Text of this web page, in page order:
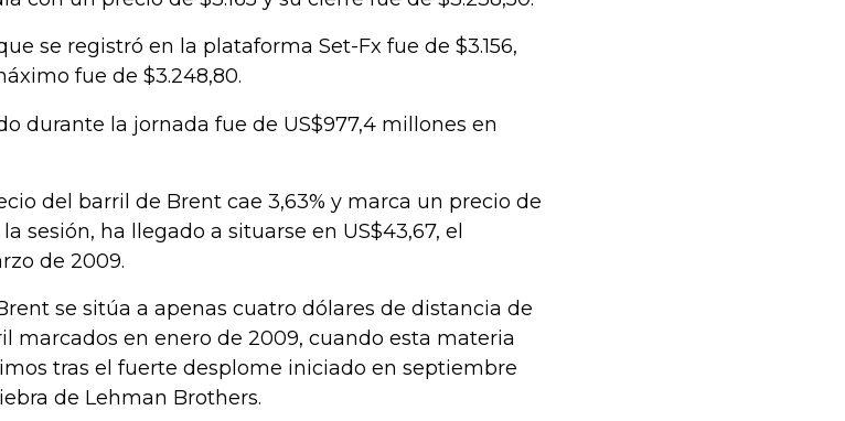
se registró en la plataforma Set-Fx fue de $3.156,
fue de $3.248,80.
durante la jornada fue de US$977,4 millones en
del barril de Brent cae 3,63% y marca un precio de
sesión, ha llegado a situarse en US$43,67, el
de 2009.
se sitúa a apenas cuatro dólares de distancia de
marcados en enero de 2009, cuando esta materia
tras el fuerte desplome iniciado en septiembre
de Lehman Brothers.